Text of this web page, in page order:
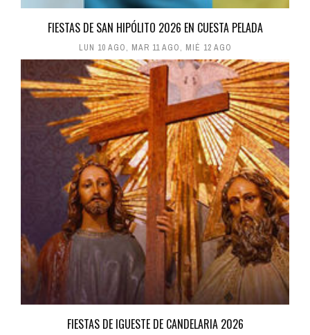
FIESTAS DE SAN HIPÓLITO 2026 EN CUESTA PELADA
LUN 10 AGO, MAR 11 AGO, MIÉ 12 AGO
FIESTAS DE IGUESTE DE CANDELARIA 2026